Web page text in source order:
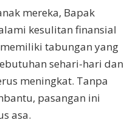
mereka, Bapak
kesulitan finansial
tabungan yang
sehari-hari dan
meningkat. Tanpa
pasangan ini
asa.